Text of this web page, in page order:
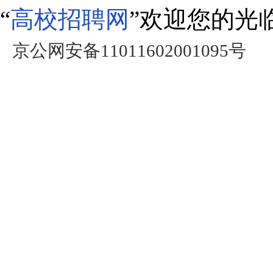
“高校招聘网”欢迎您的光
京公网安备11011602001095号